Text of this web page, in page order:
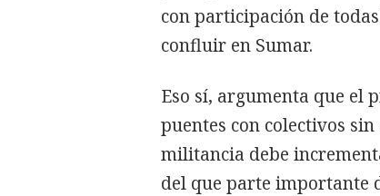
con participación de
confluir en Sumar.
Eso sí, argumenta que el
puentes con colectivos
militancia debe
del que parte importante